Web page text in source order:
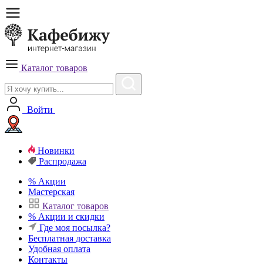
Каталог товаров
Войти
Новинки
Распродажа
% Акции
Мастерская
Каталог товаров
% Акции и скидки
Где моя посылка?
Бесплатная доставка
Удобная оплата
Контакты